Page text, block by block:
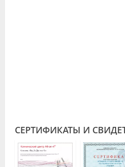
СЕРТИФИКАТЫ И